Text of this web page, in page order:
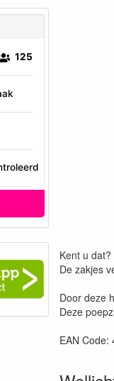
Kent u
De zakjes
Door deze
Deze
EAN Code: